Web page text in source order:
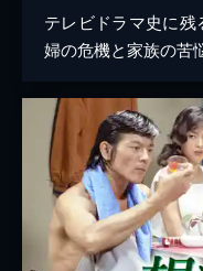
テレビドラマ史に
婦の危機と家族の苦